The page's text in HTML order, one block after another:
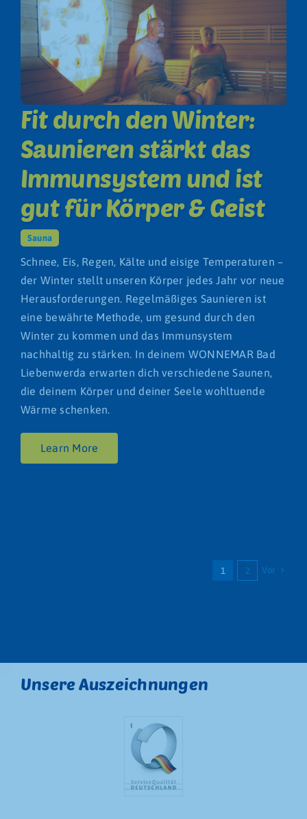
Fit durch den Winter:
Saunieren stärkt das
Immunsystem und ist
gut für Körper & Geist
Sauna
Schnee, Eis, Regen, Kälte und eisige Temperaturen –
der Winter stellt unseren Körper jedes Jahr vor neue
Herausforderungen. Regelmäßiges Saunieren ist
eine bewährte Methode, um gesund durch den
Winter zu kommen und das Immunsystem
nachhaltig zu stärken. In deinem WONNEMAR Bad
Liebenwerda erwarten dich verschiedene Saunen,
die deinem Körper und deiner Seele wohltuende
Wärme schenken.
Learn More
1 2 Vor
Unsere Auszeichnungen